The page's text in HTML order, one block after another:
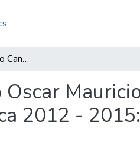
Programa de Gobierno Candidato Oscar Mauricio Bejarano Navarrete a la Alcaldía de Cajicá Cundinamarca 2012 - 2015: PG Cajicá Cundinamarca 2012 - 2015
2012 -